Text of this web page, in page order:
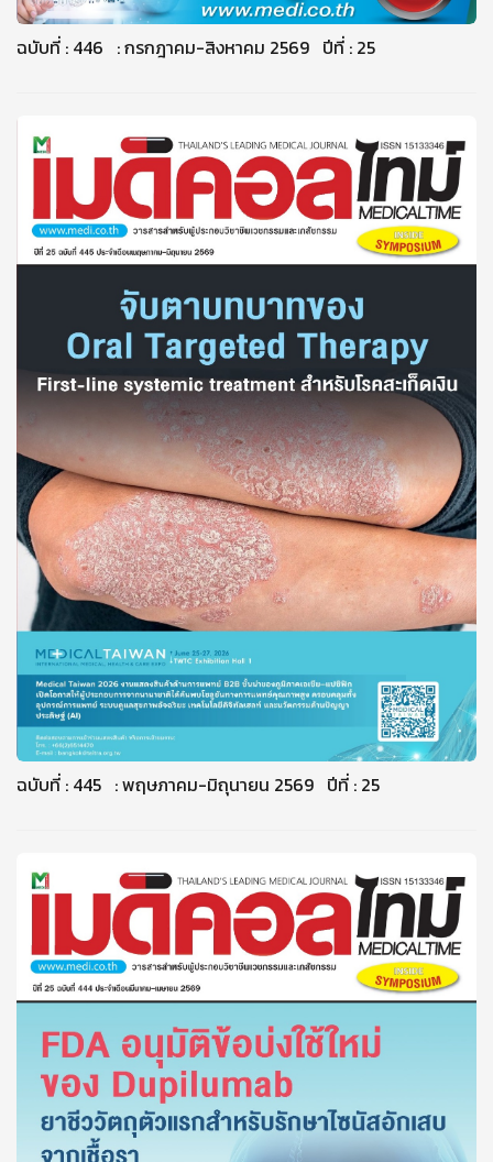
ฉบับที่ : 446 : กรกฎาคม-สิงหาคม 2569 ปีที่ : 25
ฉบับที่ : 445 : พฤษภาคม-มิถุนายน 2569 ปีที่ : 25